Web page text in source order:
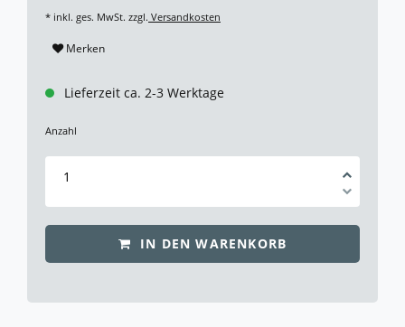
* inkl. ges. MwSt. zzgl. Versandkosten
Merken
Lieferzeit ca. 2-3 Werktage
Anzahl
IN DEN WARENKORB